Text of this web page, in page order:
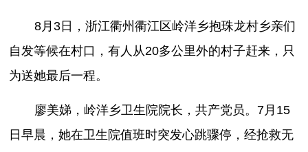
8月3日，浙江衢州衢江区岭洋乡抱珠龙村乡亲们
自发等候在村口，有人从20多公里外的村子赶来，只
为送她最后一程。
廖美娣，岭洋乡卫生院院长，共产党员。7月15
日早晨，她在卫生院值班时突发心跳骤停，经抢救无